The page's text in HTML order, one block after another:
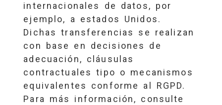
internacionales de datos, por
ejemplo, a estados Unidos.
Dichas transferencias se realizan
con base en decisiones de
adecuación, cláusulas
contractuales tipo o mecanismos
equivalentes conforme al RGPD.
Para más información, consulte